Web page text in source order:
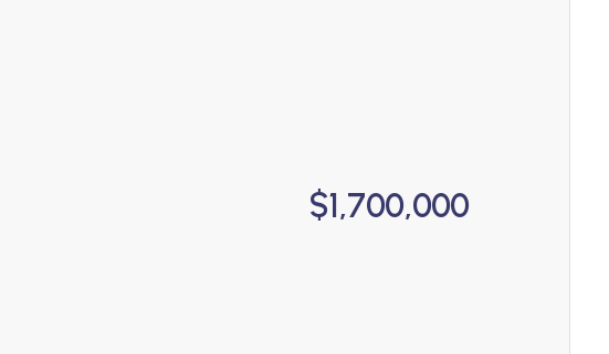
$1,700,000